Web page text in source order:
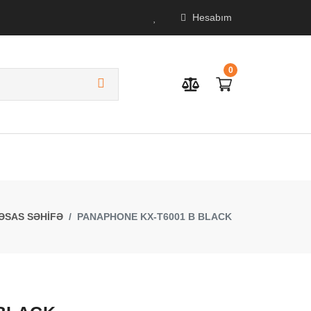
Hesabım
0
SƏHİFƏ PANAPHONE KX-T6001 B BLACK